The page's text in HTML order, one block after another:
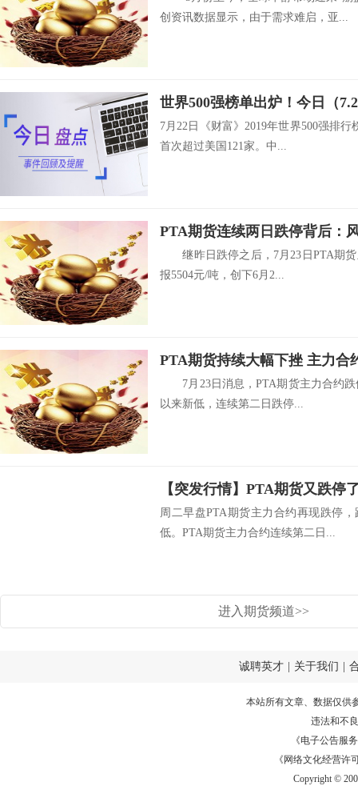
创资讯数据显示，由于需求难启，亚...
7月22日《财富》2019年世界500强排
首次超过美国121家。中...
PTA期货连续两日跌停背后：
继昨日跌停之后，7月23日PTA期货
报5504元/吨，创下6月2...
PTA期货持续大幅下挫 主力合
7月23日消息，PTA期货主力合约跌
以来新低，连续第二日跌停...
【突发行情】PTA期货又跌停
周二早盘PTA期货主力合约再现跌停
低。PTA期货主力合约连续第二日...
进入期货频道>>
诚聘英才 关于我们
本站所有文章、数据仅供
违法和不
《电子公告服务
《网络文化经营许
Copyright ©